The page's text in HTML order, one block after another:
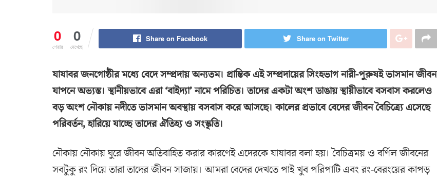
0
শেয়ার
0
দেখেছে
Share on Facebook Share on Twitter
যাযাবর জনগোষ্ঠীর মধ্যে বেদে সম্প্রদায় অন্যতম। প্রান্তিক এই সম্প্রদায়ের সিংহভাগ নারী-পুরুষই ভাসমান জীবন
যাপনে অভ্যস্ত। স্থানীয়ভাবে এরা ‘বাইদ্যা’ নামে পরিচিত। তাদের একটা অংশ ডাঙায় স্থায়ীভাবে বসবাস করলেও
বড় অংশ নৌকায় নদীতে ভাসমান অবস্থায় বসবাস করে আসছে। কালের প্রভাবে বেদের জীবন বৈচিত্র্যে এসেছে
পরিবর্তন, হারিয়ে যাচ্ছে তাদের ঐতিহ্য ও সংস্কৃতি।
নৌকায় নৌকায় ঘুরে জীবন অতিবাহিত করার কারণেই এদেরকে যাযাবর বলা হয়। বৈচিত্রময় ও বর্ণিল জীবনের
সবটুকু রং দিয়ে তারা তাদের জীবন সাজায়। আমরা বেদের দেখতে পাই খুব পরিপাটি এবং রং-বেরংয়ের কাপড়